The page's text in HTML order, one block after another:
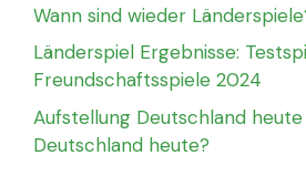
Wann sind wieder
Länderspiel Ergebnisse:
Freundschaftsspiele 2024
Aufstellung Deutschland
Deutschland heute?